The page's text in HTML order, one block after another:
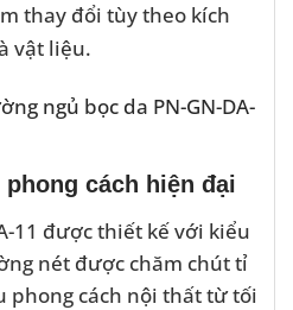
thay đổi tùy theo kích
vật liệu.
ngủ bọc da PN-GN-DA-
cách hiện đại
11 được thiết kế với kiểu
nét được chăm chút tỉ
cách nội thất từ tối